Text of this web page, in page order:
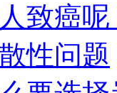
致癌
性问题